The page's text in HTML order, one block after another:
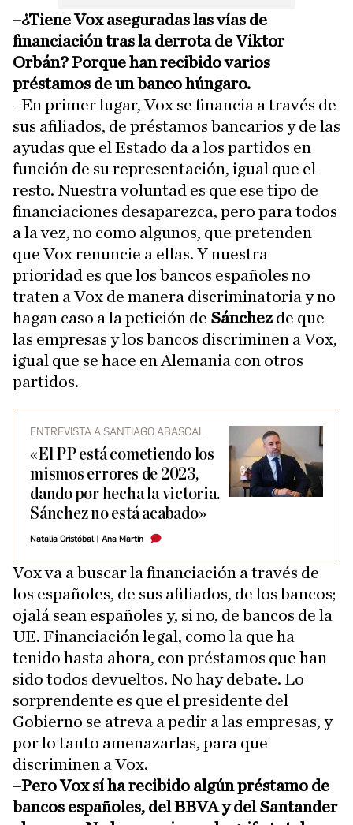
–¿Tiene Vox aseguradas las vías de
financiación tras la derrota de Viktor
Orbán? Porque han recibido varios
préstamos de un banco húngaro.
–En primer lugar, Vox se financia a través de
sus afiliados, de préstamos bancarios y de las
ayudas que el Estado da a los partidos en
función de su representación, igual que el
resto. Nuestra voluntad es que ese tipo de
financiaciones desaparezca, pero para todos
a la vez, no como algunos, que pretenden
que Vox renuncie a ellas. Y nuestra
prioridad es que los bancos españoles no
traten a Vox de manera discriminatoria y no
hagan caso a la petición de Sánchezde que
las empresas y los bancos discriminen a Vox,
igual que se hace en Alemania con otros
partidos.
ENTREVISTA A SANTIAGO ABASCAL
«El PP está cometiendo los
mismos errores de 2023,
dando por hecha la victoria.
Sánchez no está acabado»
Natalia Cristóbal| Ana Martín
Vox va a buscar la financiación a través de
los españoles, de sus afiliados, de los bancos;
ojalá sean españoles y, si no, de bancos de la
UE. Financiación legal, como la que ha
tenido hasta ahora, con préstamos que han
sido todos devueltos. No hay debate. Lo
sorprendente es que el presidente del
Gobierno se atreva a pedir a las empresas, y
por lo tanto amenazarlas, para que
discriminen a Vox.
–Pero Vox sí ha recibido algún préstamo de
bancos españoles, del BBVA y del Santander